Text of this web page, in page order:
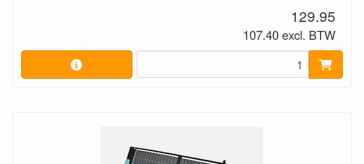
129.95
107.40 excl. BTW